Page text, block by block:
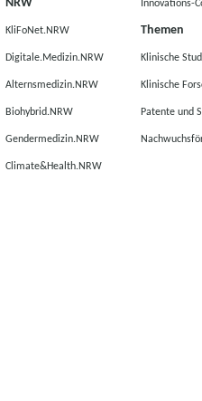
KliFoNet.NRW
Digitale.Medizin.NRW
Alternsmedizin.NRW
Biohybrid.NRW
Gendermedizin.NRW
Climate&Health.NRW
Innovations-
Themen
Klinische
Klinische
Patente und